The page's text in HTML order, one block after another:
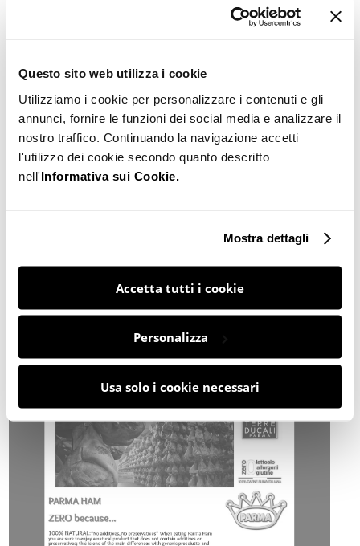
Questo sito web utilizza i cookie
Utilizziamo i cookie per personalizzare i contenuti e gli
annunci, fornire le funzioni dei social media e analizzare il
nostro traffico. Continuando la navigazione accetti
l'utilizzo dei cookie secondo quanto descritto
nell'Informativa sui Cookie.
Mostra dettagli
Accetta tutti i cookie
Personalizza
Usa solo i cookie necessari